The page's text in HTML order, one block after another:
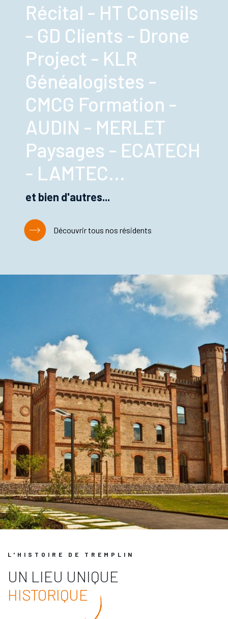
Récital - HT Conseils
- GD Clients - Drone
Project - KLR
Généalogistes -
CMCG Formation -
AUDIN - MERLET
Paysages - ECATECH
- LAMTEC...
et bien d'autres...
Découvrir tous nos résidents
L'HISTOIRE DE TREMPLIN
UN LIEU UNIQUE
HISTORIQUE